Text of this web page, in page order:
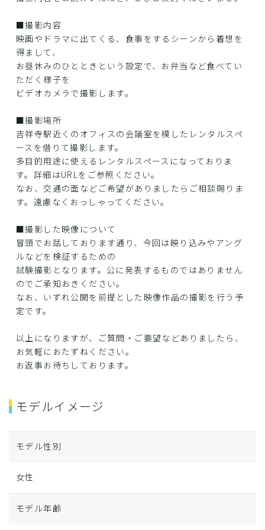
■撮影内容
映画やドラマに出てくる、食事をするシーンから着想を
得まして、
お昼休みのひとときという設定で、お弁当など食べてい
ただく様子を
ビデオカメラで撮影します。
■撮影場所
吉祥寺駅近くのオフィスの会議室を模したレンタルスペ
ースを借りて撮影します。
多目的用途に使えるレンタルスペースになっておりま
す。詳細はURLをご参照ください。
なお、交通の面などご希望がありましたらご相談賜りま
す。遠慮なくおっしゃってください。
■撮影した映像について
冒頭でお話しております通り、今回は映り込みやアング
ルなどを検証するための
試験撮影となります。公に発表するものではありません
のでご承知おきください。
なお、いずれ公開を前提とした映像作品の撮影を行う予
定です。
以上になりますが、ご質問・ご要望などありましたら、
お気軽におたずねください。
お返事お待ちしております。
モデルイメージ
モデル性別
女性
モデル年齢